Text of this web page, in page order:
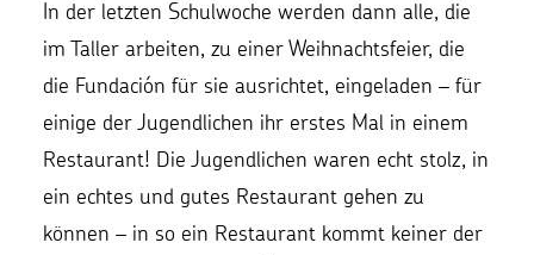
In der letzten Schulwoche werden dann alle, die
im Taller arbeiten, zu einer Weihnachtsfeier, die
die Fundación für sie ausrichtet, eingeladen – für
einige der Jugendlichen ihr erstes Mal in einem
Restaurant! Die Jugendlichen waren echt stolz, in
ein echtes und gutes Restaurant gehen zu
können – in so ein Restaurant kommt keiner der